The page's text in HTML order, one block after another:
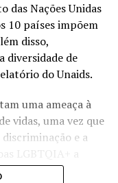
das Nações Unidas
10 países impõem
disso,
diversidade de
do Unaids.
uma ameaça à
vidas, uma vez que
e a